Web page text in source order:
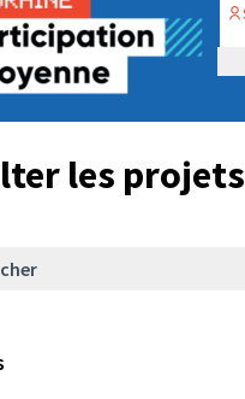
2024
déposés
les projets